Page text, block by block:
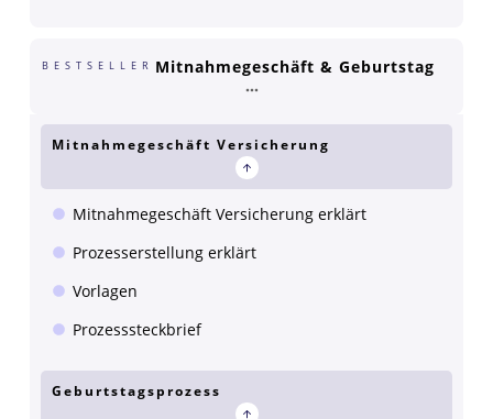
BESTSELLER Mitnahmegeschäft & Geburtstag
Mitnahmegeschäft Versicherung
Mitnahmegeschäft Versicherung erklärt
Prozesserstellung erklärt
Vorlagen
Prozesssteckbrief
Geburtstagsprozess